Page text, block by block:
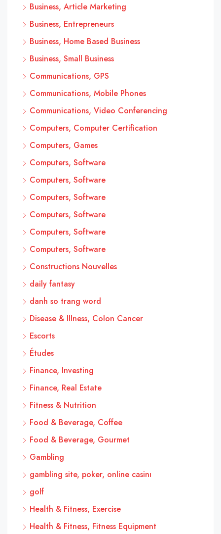
Business, Article Marketing
Business, Entrepreneurs
Business, Home Based Business
Business, Small Business
Communications, GPS
Communications, Mobile Phones
Communications, Video Conferencing
Computers, Computer Certification
Computers, Games
Computers, Software
Computers, Software
Computers, Software
Computers, Software
Computers, Software
Computers, Software
Constructions Nouvelles
daily fantasy
danh so trang word
Disease & Illness, Colon Cancer
Escorts
Études
Finance, Investing
Finance, Real Estate
Fitness & Nutrition
Food & Beverage, Coffee
Food & Beverage, Gourmet
Gambling
gambling site, poker, online casinı
golf
Health & Fitness, Exercise
Health & Fitness, Fitness Equipment